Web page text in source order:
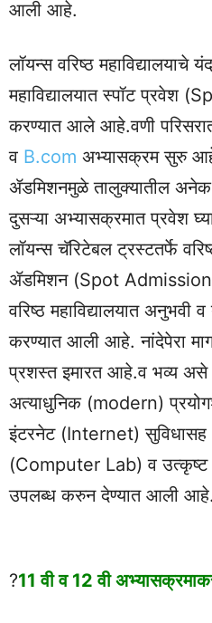
आली आहे.
लॉयन्स वरिष्ठ महाविद्यालयाचे
महाविद्यालयात स्पॉट प्रवेश
करण्यात आले आहे.वणी परिसरात
व B.com अभ्यासक्रम सुरु आहे.
ॲडमिशनमुळे तालुक्यातील अनेक
दुसऱ्या अभ्यासक्रमात प्रवेश
लॉयन्स चॅरिटेबल ट्रस्टतर्फे
ॲडमिशन (Spot
वरिष्ठ महाविद्यालयात अनुभवी
करण्यात आली आहे. नांदेपेरा
प्रशस्त इमारत आहे.व भव्य
अत्याधुनिक (modern)
इंटरनेट (Internet) सुविधासह
(Computer Lab) व उत्कृष्ट
उपलब्ध करुन देण्यात आली आहे.
?11 वी व 12 वी